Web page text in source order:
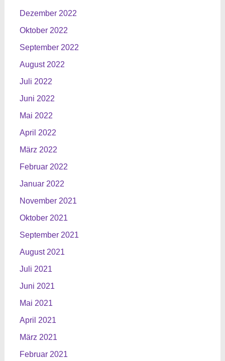
Dezember 2022
Oktober 2022
September 2022
August 2022
Juli 2022
Juni 2022
Mai 2022
April 2022
März 2022
Februar 2022
Januar 2022
November 2021
Oktober 2021
September 2021
August 2021
Juli 2021
Juni 2021
Mai 2021
April 2021
März 2021
Februar 2021